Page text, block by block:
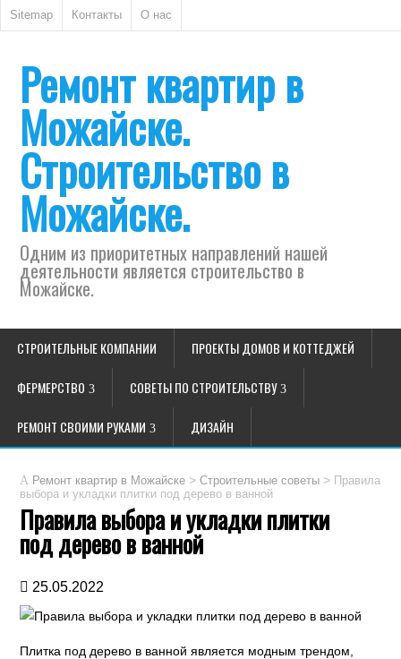
Sitemap Контакты О нас
Ремонт квартир в
Можайске.
Строительство в
Можайске.
Одним из приоритетных направлений нашей
деятельности является строительство в
Можайске.
СТРОИТЕЛЬНЫЕ КОМПАНИИ ПРОЕКТЫ ДОМОВ И КОТТЕДЖЕЙ
ФЕРМЕРСТВО СОВЕТЫ ПО СТРОИТЕЛЬСТВУ
РЕМОНТ СВОИМИ РУКАМИ ДИЗАЙН
Ремонт квартир в Можайске >Строительные советы > Правила
выбора и укладки плитки под дерево в ванной
Правила выбора и укладки плитки
под дерево в ванной
25.05.2022
Плитка под дерево в ванной является модным трендом,